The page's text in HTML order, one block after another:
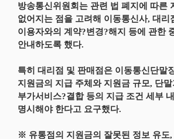
방송통신위원회는 관련 법 폐지에 따른
없어지는 점을 고려해 이동통신사, 대리
이용자와의 계약?변경?해지 등에 관한
안내하도록 했다.
특히 대리점 및 판매점은 이동통신단말
지원금의 지급 주체와 지원금 규모, 단
부가서비스?결합 등의 지급 조건 세부
명시해야 한다고 요구했다.
※ 유통점의 지원금의 잘못된 정보 유도